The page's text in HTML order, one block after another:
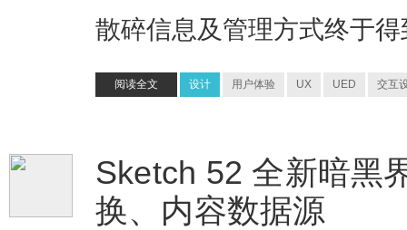
散碎信息及管理方式终于
阅读全文 设计 用户体验 UX UED 交互
Sketch 52 全新暗黑
换、内容数据源